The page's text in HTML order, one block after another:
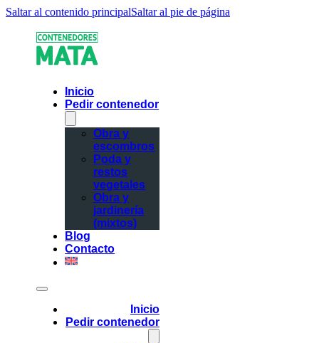
Saltar al contenido principalSaltar al pie de página
Inicio
Pedir contenedor
Obra y
escombros
Poda y
restos
vegetales
Obra y
jardinería
(mixtos)
Blog
Contacto
Inicio
Pedir contenedor